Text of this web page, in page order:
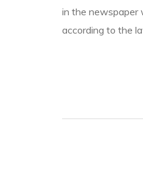
in the newspaper
according to the